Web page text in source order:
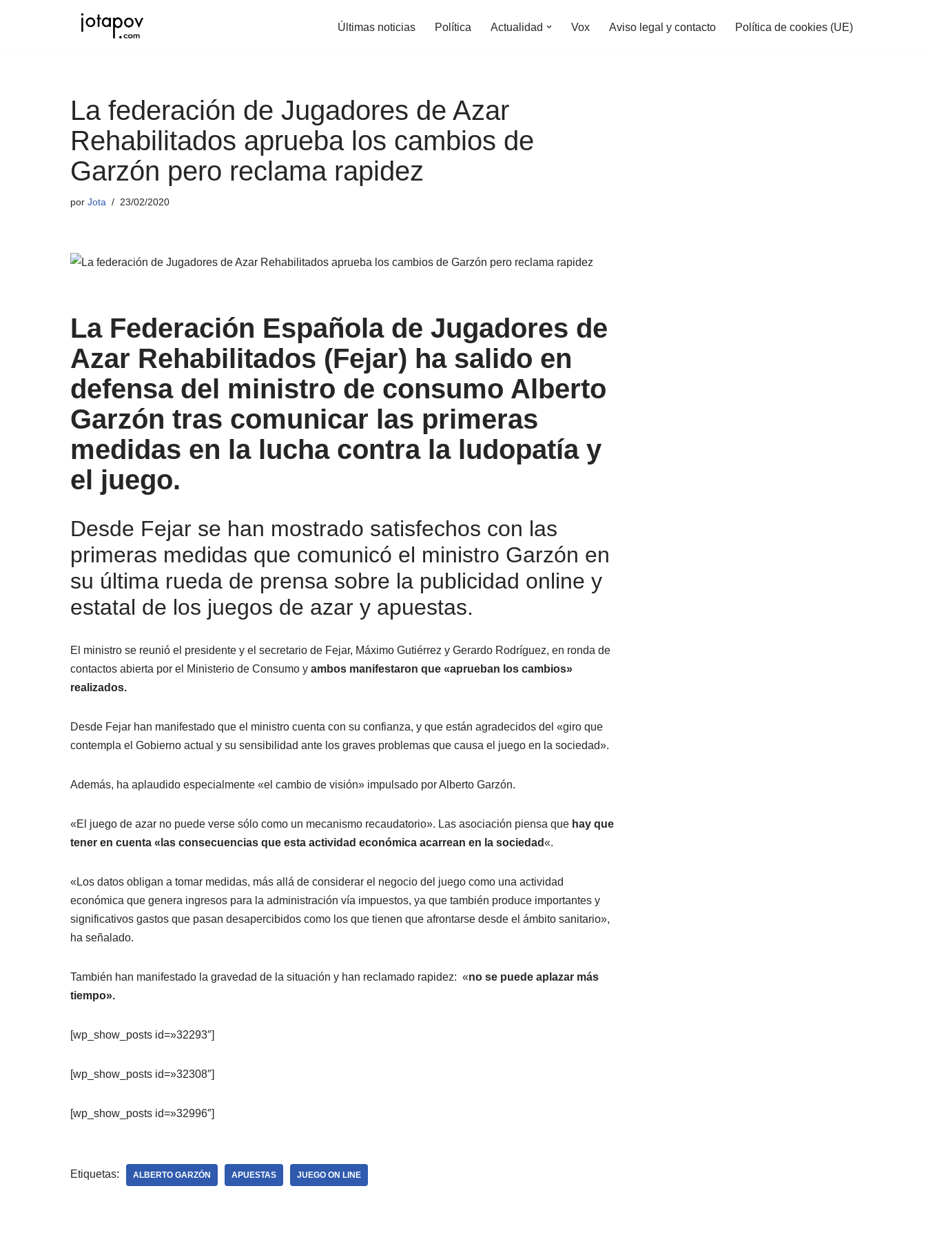
Últimas noticias Política Actualidad Vox Aviso legal y contacto Política de cookies (UE)
La federación de Jugadores de Azar
Rehabilitados aprueba los cambios de
Garzón pero reclama rapidez
por Jota 23/02/2020
La Federación Española de Jugadores de
Azar Rehabilitados (Fejar) ha salido en
defensa del ministro de consumo Alberto
Garzón tras comunicar las primeras
medidas en la lucha contra la ludopatía y
el juego.
Desde Fejar se han mostrado satisfechos con las
primeras medidas que comunicó el ministro Garzón en
su última rueda de prensa sobre la publicidad online y
estatal de los juegos de azar y apuestas.
El ministro se reunió el presidente y el secretario de Fejar, Máximo Gutiérrez y Gerardo Rodríguez, en ronda de
contactos abierta por el Ministerio de Consumo y ambos manifestaron que «aprueban los cambios»
realizados.
Desde Fejar han manifestado que el ministro cuenta con su confianza, y que están agradecidos del «giro que
contempla el Gobierno actual y su sensibilidad ante los graves problemas que causa el juego en la sociedad».
Además, ha aplaudido especialmente «el cambio de visión» impulsado por Alberto Garzón.
«El juego de azar no puede verse sólo como un mecanismo recaudatorio». Las asociación piensa que hay que
tener en cuenta «las consecuencias que esta actividad económica acarrean en la sociedad«.
«Los datos obligan a tomar medidas, más allá de considerar el negocio del juego como una actividad
económica que genera ingresos para la administración vía impuestos, ya que también produce importantes y
significativos gastos que pasan desapercibidos como los que tienen que afrontarse desde el ámbito sanitario»,
ha señalado.
También han manifestado la gravedad de la situación y han reclamado rapidez: «no se puede aplazar más
tiempo».
[wp_show_posts id=»32293″]
[wp_show_posts id=»32308″]
[wp_show_posts id=»32996″]
Etiquetas: ALBERTO GARZÓN APUESTAS JUEGO ON LINE